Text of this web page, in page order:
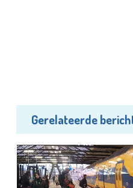
Gerelateerde